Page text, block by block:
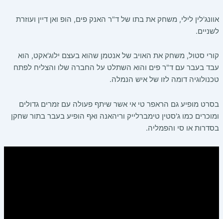
אוונג'לין לילי, משחק את בתו של ד"ר האנק פים, הופ ואן דיין ועוזרת
לשניים.
קורי סטול, משחק את האויב של אנטמן שהוא בעצם ילוג'אקט, הוא
עבד בעבר עם ד"ר פים והוא השתלט על החברה שלו והצליח לפתח
טכנולוגיה דומה לזו של איש הנמלה.
בסרט מופיע גם הראפר טי אי אשר שיתף פעולה עם זמרים גדולים
ומוכרים כמו ג'סטין טימברלייק וריהאנה ואף הופיע בעבר בתור שחקן
בסדרות או סי והפמליה.